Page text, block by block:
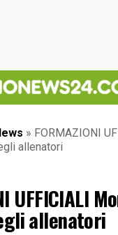
» FORMAZIONI
allenatori
UFFICIALI
allenatori